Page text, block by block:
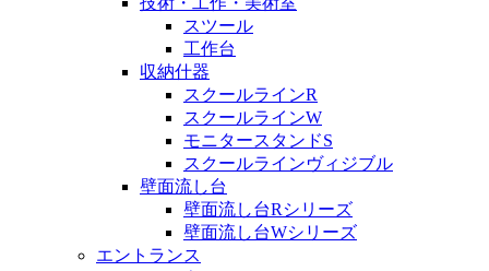
スツール
工作台
収納什器
スクールラインR
スクールラインW
モニタースタンドS
スクールラインヴィジブル
壁面流し台
壁面流し台Rシリーズ
壁面流し台Wシリーズ
エントランス